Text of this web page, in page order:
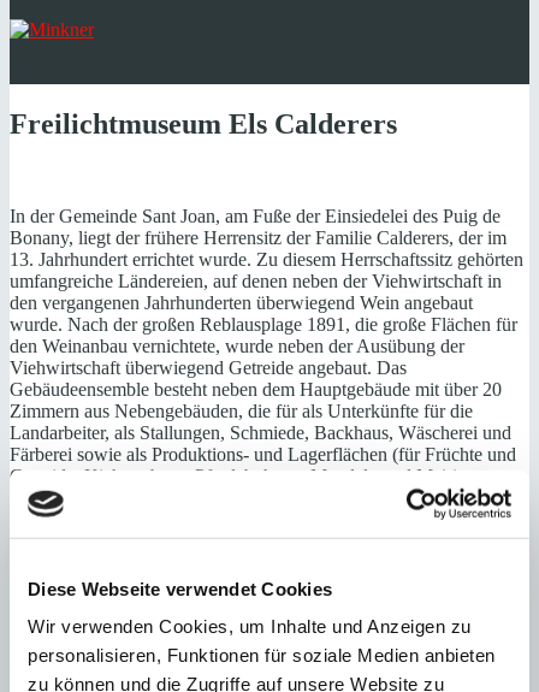
Diese Webseite verwendet Cookies
Wir verwenden Cookies, um Inhalte und Anzeigen zu
personalisieren, Funktionen für soziale Medien anbieten
zu können und die Zugriffe auf unsere Website zu
Freilichtmuseum Els Calderers
In der Gemeinde Sant Joan, am Fuße der Einsiedelei des Puig de
Bonany, liegt der frühere Herrensitz der Familie Calderers, der im
13. Jahrhundert errichtet wurde. Zu diesem Herrschaftssitz gehörten
umfangreiche Ländereien, auf denen neben der Viehwirtschaft in
den vergangenen Jahrhunderten überwiegend Wein angebaut
wurde. Nach der großen Reblausplage 1891, die große Flächen für
den Weinanbau vernichtete, wurde neben der Ausübung der
Viehwirtschaft überwiegend Getreide angebaut. Das
Gebäudeensemble besteht neben dem Hauptgebäude mit über 20
Zimmern aus Nebengebäuden, die für als Unterkünfte für die
Landarbeiter, als Stallungen, Schmiede, Backhaus, Wäscherei und
Färberei sowie als Produktions- und Lagerflächen (für Früchte und
Getreide, Kichererbsen, Pferdebohnen, Mandeln und Mais) genutzt
wurden und werden. Hier wird auch die mallorquinische
Wurstspezialität „Sobrassada de Mallorca“ produziert. Heute wird
auf dem Anwesen auch wiederWeinangebaut, der im Keller in
Francisco Juan de Sentmenat, dessen Familie noch heute Els
Calderers gehört, zu einem Museum ausgebaut. Das Herrenhaus,
von dem teile auch zur Besichtigung offen stehen, beeindruckt mit